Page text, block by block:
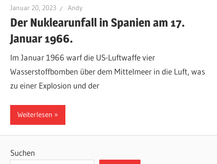
Januar 20, 2023 Andy
Der Nuklearunfall in Spanien am 17.
Januar 1966.
Im Januar 1966 warf die US-Luftwaffe vier
Wasserstoffbomben über dem Mittelmeer in die Luft, was
zu einer Explosion und der
Weiterlesen
Suchen